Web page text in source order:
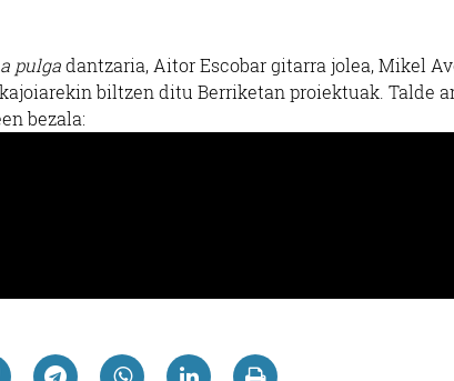
pulgadantzaria, Aitor Escobar gitarra jolea, Mikel
kajoiarekin biltzen ditu Berriketan proiektuak. Talde
bezala: